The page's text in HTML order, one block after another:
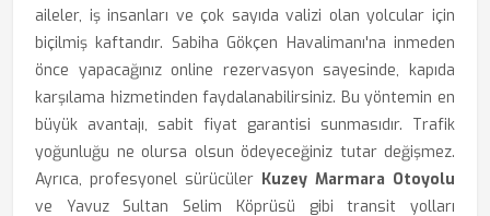
aileler, iş insanları ve çok sayıda valizi olan yolcular için
biçilmiş kaftandır. Sabiha Gökçen Havalimanı'na inmeden
önce yapacağınız online rezervasyon sayesinde, kapıda
karşılama hizmetinden faydalanabilirsiniz. Bu yöntemin en
büyük avantajı, sabit fiyat garantisi sunmasıdır. Trafik
yoğunluğu ne olursa olsun ödeyeceğiniz tutar değişmez.
Ayrıca, profesyonel sürücüler Kuzey Marmara Otoyolu
ve Yavuz Sultan Selim Köprüsü gibi transit yolları